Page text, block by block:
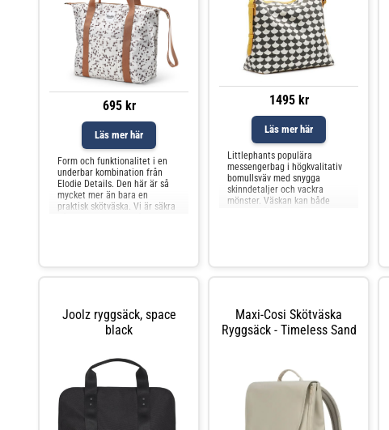
695 kr
Läs mer här
Form och funktionalitet i en
underbar kombination från
Elodie Details. Den här är så
mycket mer än bara en
praktisk skötväska. Vi är säkra
1495 kr
Läs mer här
Littlephants populära
messengerbag i högkvalitativ
bomullsväv med snygga
skinndetaljer och vackra
mönster. Väskan kan både
Joolz ryggsäck, space
black
Maxi-Cosi Skötväska
Ryggsäck - Timeless Sand